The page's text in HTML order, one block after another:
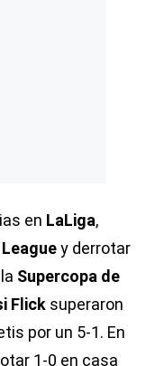
en LaLiga,
Leaguey derrotar
Supercopa de
Flick superaron
por un 5-1. En
1-0 en casa